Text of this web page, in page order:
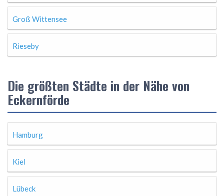
Groß Wittensee
Rieseby
Die größten Städte in der Nähe von
Eckernförde
Hamburg
Kiel
Lübeck